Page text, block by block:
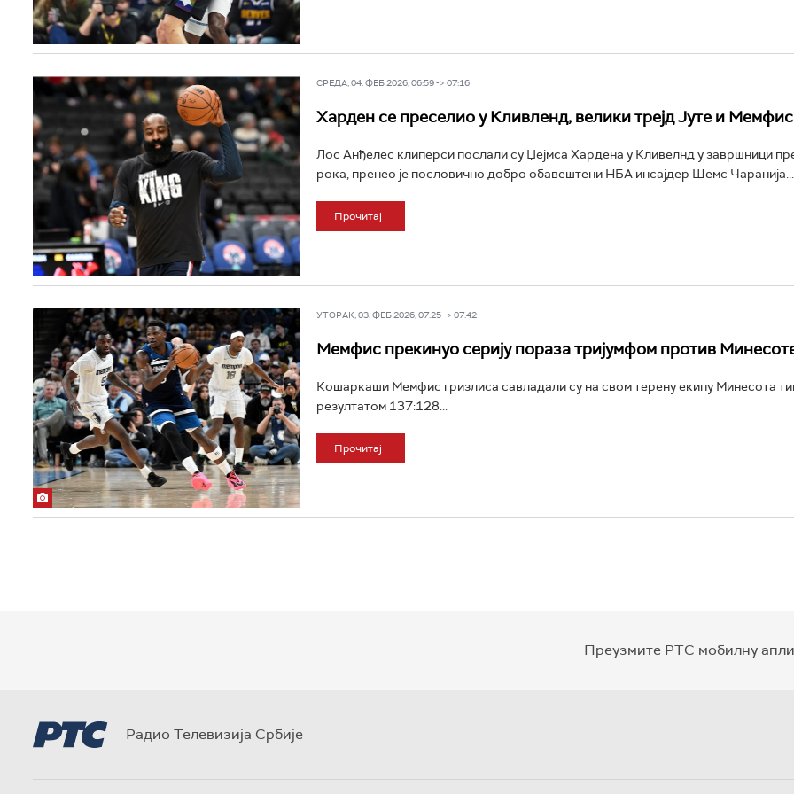
СРЕДА, 04. ФЕБ 2026, 06:59 -> 07:16
Харден се преселио у Кливленд, велики трејд Јуте и
Лос Анђелес клиперси послали су Џејмса Хардена у Кливелнд у завршници
рока, пренео је пословично добро обавештени НБА инсајдер Шемс Чаранија...
Прочитај
УТОРАК, 03. ФЕБ 2026, 07:25 -> 07:42
Мемфис прекинуо серију пораза тријумфом против
Кошаркаши Мемфис гризлиса савладали су на свом терену екипу Минесота
резултатом 137:128...
Прочитај
Преузмите РТС мобилну
Радио Телевизија Србије